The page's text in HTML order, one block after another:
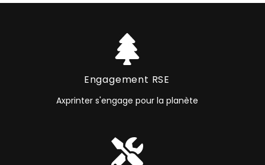
Engagement RSE
Axprinter s'engage pour la planète